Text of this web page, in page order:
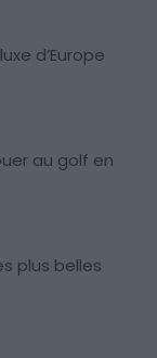
d’Europe
au golf en
plus belles